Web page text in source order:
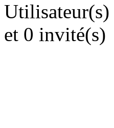
et 0 invité(s)